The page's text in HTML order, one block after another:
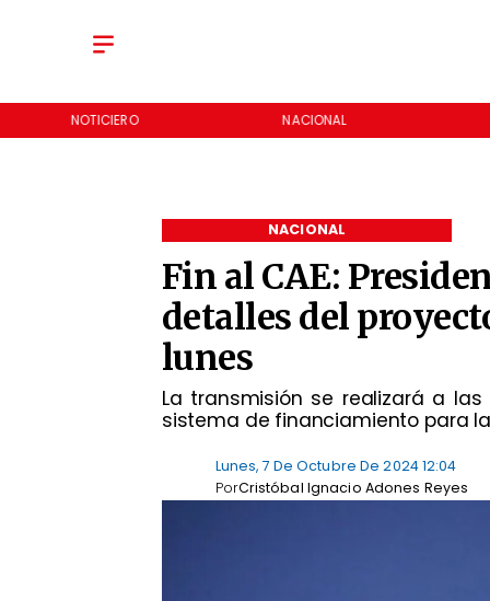
NOTICIERO NACIONAL
Fin al CAE:
detalles del
lunes
​La transmisión se realizará a
sistema de financiamiento para
NACIONAL
Lunes, 7 De Octubre De 2024 12:04
Cristóbal Ignacio Adones Reyes
Por